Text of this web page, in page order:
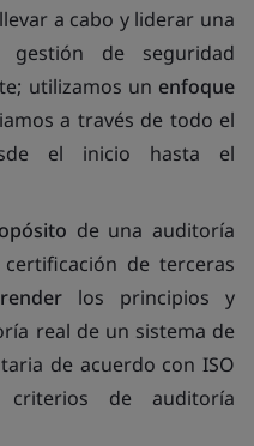
a cabo y liderar una
de seguridad
utilizamos un enfoque
a través de todo el
el inicio hasta el
de una auditoría
de terceras
los principios y
real de un sistema de
de acuerdo con ISO
criterios de auditoría